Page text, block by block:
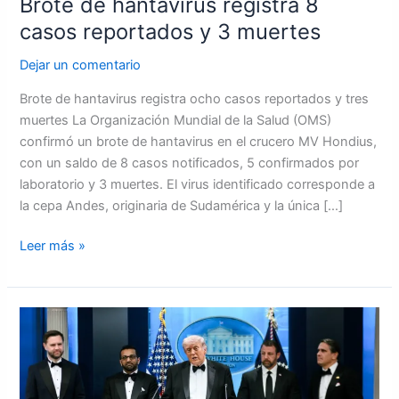
casos reportados y 3 muertes
Dejar un comentario
Brote de hantavirus registra ocho casos reportados y tres
muertes La Organización Mundial de la Salud (OMS)
confirmó un brote de hantavirus en el crucero MV Hondius,
con un saldo de 8 casos notificados, 5 confirmados por
laboratorio y 3 muertes. El virus identificado corresponde a
la cepa Andes, originaria de Sudamérica y la única […]
Leer más »
Presidente
Donald
Trump
era